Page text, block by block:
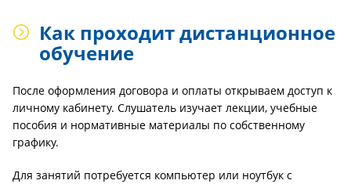
Как проходит дистанционное
обучение
После оформления договора и оплаты открываем доступ к
личному кабинету. Слушатель изучает лекции, учебные
пособия и нормативные материалы по собственному
графику.
Для занятий потребуется компьютер или ноутбук с